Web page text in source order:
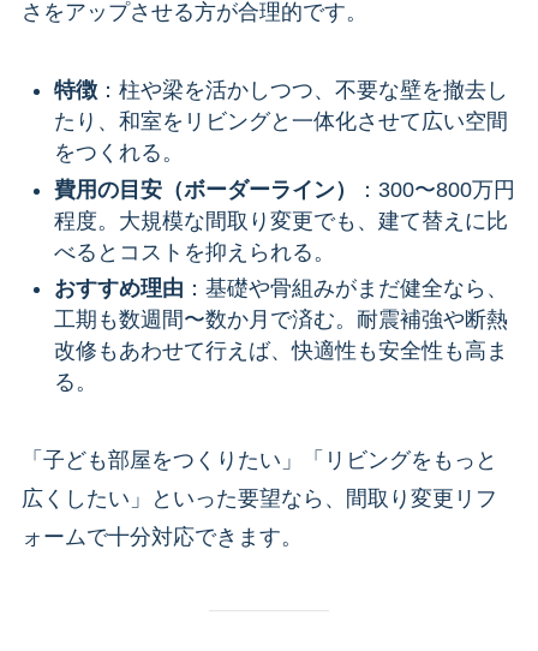
さをアップさせる方が合理的です。
特徴：柱や梁を活かしつつ、不要な壁を撤去し
たり、和室をリビングと一体化させて広い空間
をつくれる。
費用の目安（ボーダーライン）
：300〜800万円
程度。大規模な間取り変更でも、建て替えに比
べるとコストを抑えられる。
おすすめ理由 ：基礎や骨組みがまだ健全なら、
工期も数週間〜数か月で済む。耐震補強や断熱
改修もあわせて行えば、快適性も安全性も高ま
る。
「子ども部屋をつくりたい」「リビングをもっと
広くしたい」といった要望なら、間取り変更リフ
ォームで十分対応できます。